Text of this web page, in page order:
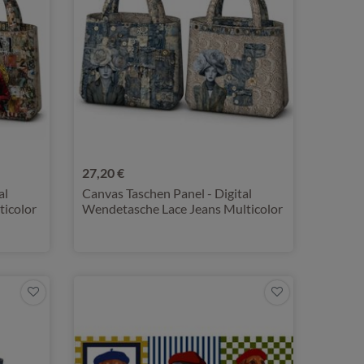
27,20 €
Canvas Taschen Panel - Digital
Wendetasche Lace Jeans Multicolor